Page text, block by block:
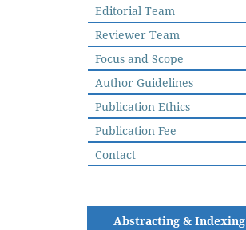
Editorial Team
Reviewer Team
Focus and Scope
Author Guidelines
Publication Ethics
Publication Fee
Contact
Abstracting & Indexing